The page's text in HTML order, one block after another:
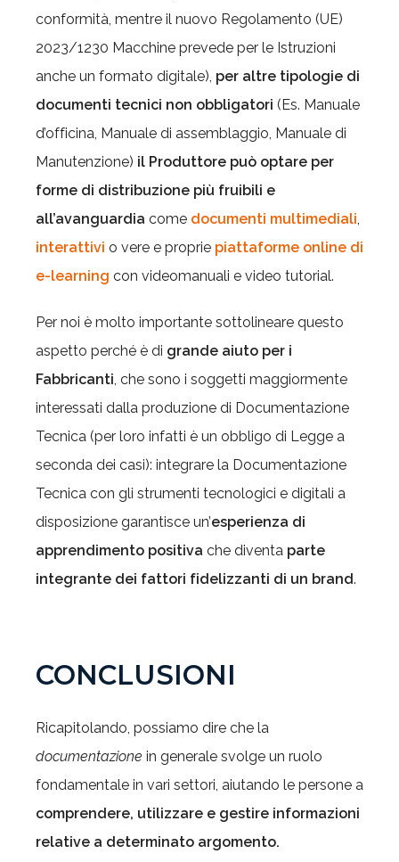
conformità, mentre il nuovo Regolamento (UE)
2023/1230 Macchine prevede per le Istruzioni
anche un formato digitale), per altre tipologie di
documenti tecnici non obbligatori (Es. Manuale
d’officina, Manuale di assemblaggio, Manuale di
Manutenzione) il Produttore può optare per
forme di distribuzione più fruibili e
all’avanguardia come documenti multimediali,
interattivi o vere e proprie piattaforme online di
e-learning con videomanuali e video tutorial.
Per noi è molto importante sottolineare questo
aspetto perché è di grande aiuto per i
Fabbricanti, che sono i soggetti maggiormente
interessati dalla produzione di Documentazione
Tecnica (per loro infatti è un obbligo di Legge a
seconda dei casi): integrare la Documentazione
Tecnica con gli strumenti tecnologici e digitali a
disposizione garantisce un’esperienza di
apprendimento positiva che diventa parte
integrante dei fattori fidelizzanti di un brand.
CONCLUSIONI
Ricapitolando, possiamo dire che la
documentazione in generale svolge un ruolo
fondamentale in vari settori, aiutando le persone a
comprendere, utilizzare e gestire informazioni
relative a determinato argomento.